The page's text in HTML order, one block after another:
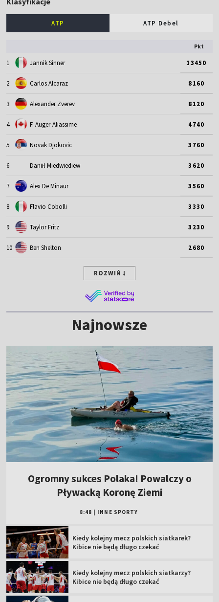
ATP ATP Debel
Pkt
1 Jannik Sinner 13450
2 Carlos Alcaraz 8160
3 Alexander Zverev 8120
4 F. Auger-Aliassime 4740
5 Novak Djokovic 3760
6 Daniił Miedwiediew 3620
7 Alex De Minaur 3560
8 Flavio Cobolli 3330
9 Taylor Fritz 3230
10 Ben Shelton 2680
ROZWIŃ
Najnowsze
Ogromny sukces Polaka! Powalczy o
Pływacką Koronę Ziemi
8:48 INNE SPORTY
Kiedy kolejny mecz polskich siatkarek?
Kibice nie będą długo czekać
Kiedy kolejny mecz polskich siatkarzy?
Kibice nie będą długo czekać